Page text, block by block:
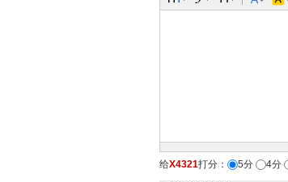
给X4321打分： 5分 4分